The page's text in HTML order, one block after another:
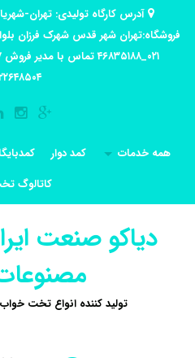
همه خدمات کمد دوار
کاتالوگ
دیاکو صنعت
تولید کننده انواع تخت